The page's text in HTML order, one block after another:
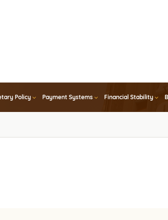
Policy Payment Systems Financial Stability